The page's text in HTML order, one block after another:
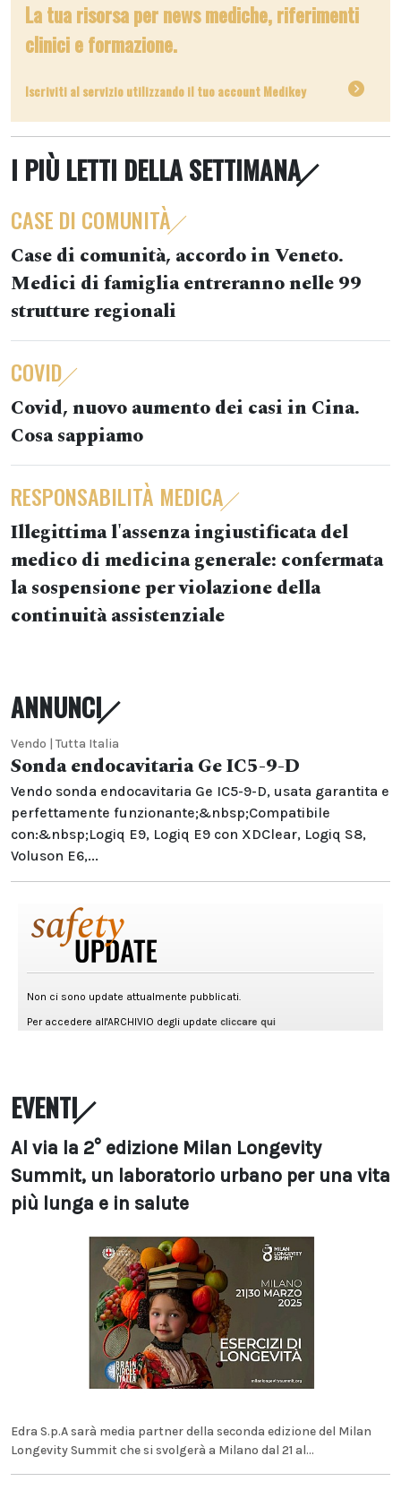
La tua risorsa per news mediche, riferimenti
clinici e formazione.
Iscriviti al servizio utilizzando il tuo account Medikey
I PIÙ LETTI DELLA SETTIMANA
CASE DI COMUNITÀ
Case di comunità, accordo in Veneto.
Medici di famiglia entreranno nelle 99
strutture regionali
COVID
Covid, nuovo aumento dei casi in Cina.
Cosa sappiamo
RESPONSABILITÀ MEDICA
Illegittima l'assenza ingiustificata del
medico di medicina generale: confermata
la sospensione per violazione della
continuità assistenziale
ANNUNCI
Vendo | Tutta Italia
Sonda endocavitaria Ge IC5-9-D
Vendo sonda endocavitaria Ge IC5-9-D, usata garantita e
perfettamente funzionante;&nbsp;Compatibile
con:&nbsp;Logiq E9, Logiq E9 con XDClear, Logiq S8,
Voluson E6,...
EVENTI
Al via la 2° edizione Milan Longevity
Summit, un laboratorio urbano per una vita
più lunga e in salute
Edra S.p.A sarà media partner della seconda edizione del Milan
Longevity Summit che si svolgerà a Milano dal 21 al...